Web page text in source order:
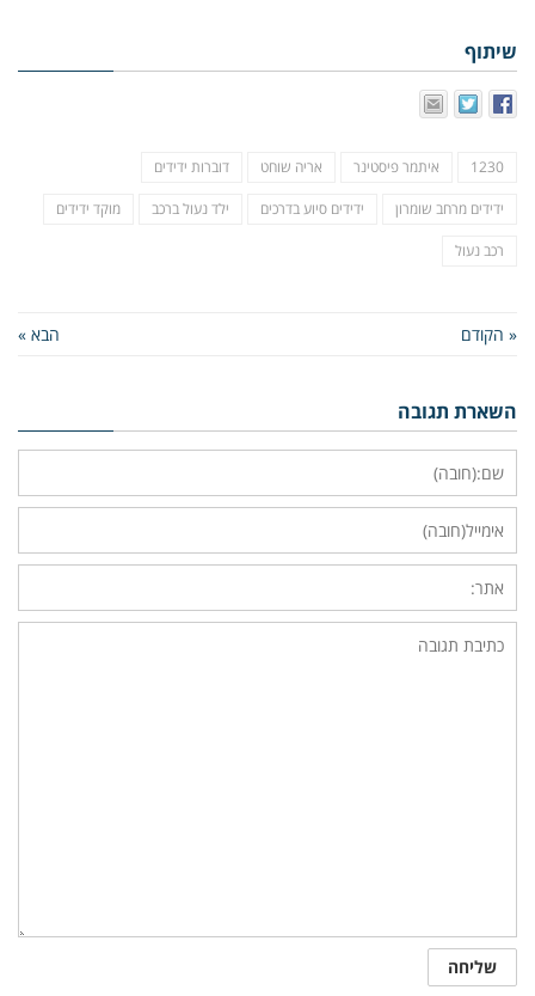
שיתוף
1230 איתמר פיסטינר אריה שוחט דוברות ידידים
ידידים מרחב שומרון ידידים סיוע בדרכים ילד נעול ברכב מוקד ידידים
רכב נעול
« הקודם הבא »
השארת תגובה